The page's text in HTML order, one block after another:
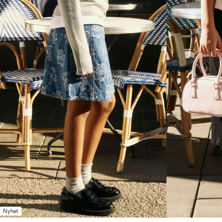
Nyhet